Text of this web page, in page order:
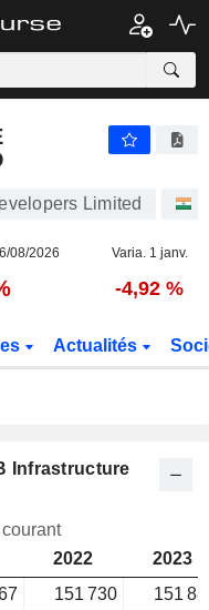
Limited
08/2026 Varia. 1 janv.
-4,92 %
Actualités
Infrastructure
2022
2023
151 730 151